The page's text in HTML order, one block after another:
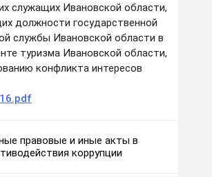
служащих Ивановской области,
должности государственной
службы Ивановской области в
туризма Ивановской области,
конфликта интересов
правовые и иные акты в
коррупции